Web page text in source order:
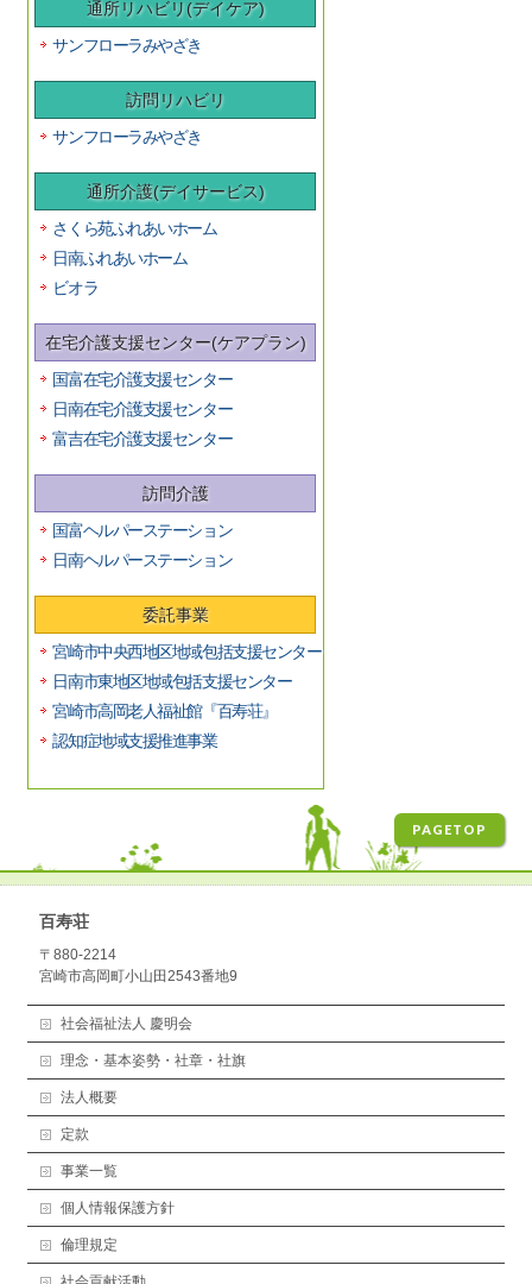
通所リハビリ(デイケア)
サンフローラみやざき
訪問リハビリ
サンフローラみやざき
通所介護(デイサービス)
さくら苑ふれあいホーム
日南ふれあいホーム
ビオラ
在宅介護支援センター(ケアプラン)
国富在宅介護支援センター
日南在宅介護支援センター
富吉在宅介護支援センター
訪問介護
国富ヘルパーステーション
日南ヘルパーステーション
委託事業
宮崎市中央西地区地域包括支援センター
日南市東地区地域包括支援センター
宮崎市高岡老人福祉館『百寿荘』
認知症地域支援推進事業
PAGETOP
百寿荘
〒880-2214
宮崎市高岡町小山田2543番地9
社会福祉法人 慶明会
理念・基本姿勢・社章・社旗
法人概要
定款
事業一覧
個人情報保護方針
倫理規定